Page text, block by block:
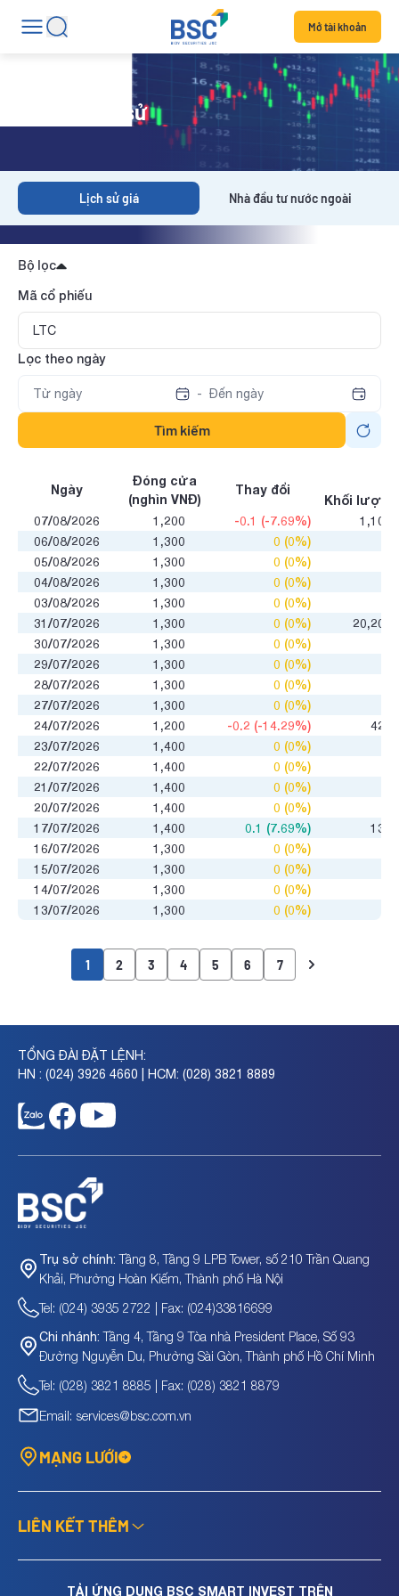
Mở tài khoản
Dữ liệu lịch sử
Lịch sử giá Nhà đầu tư nước ngoài
Bộ lọc
Mã cổ phiếu
Lọc theo ngày
-
Tìm kiếm
Ngày
Đóng cửa
(nghìn VNĐ)
Thay đổi
Khối lượng
07/08/2026
1,200 -0.1 (-7.69%)
1,100
06/08/2026
1,300 0 (0%)
05/08/2026
1,300 0 (0%)
04/08/2026
1,300 0 (0%)
03/08/2026
1,300 0 (0%)
31/07/2026
1,300 0 (0%)
20,200
30/07/2026
1,300 0 (0%)
29/07/2026
1,300 0 (0%)
28/07/2026
1,300 0 (0%)
27/07/2026
1,300 0 (0%)
24/07/2026
1,200 -0.2 (-14.29%)
420
23/07/2026
1,400 0 (0%)
22/07/2026
1,400 0 (0%)
21/07/2026
1,400 0 (0%)
20/07/2026
1,400 0 (0%)
17/07/2026
1,400 0.1 (7.69%)
136
16/07/2026
1,300 0 (0%)
15/07/2026
1,300 0 (0%)
14/07/2026
1,300 0 (0%)
13/07/2026
1,300 0 (0%)
1 2 3 4 5 6 7
TỔNG ĐÀI ĐẶT LỆNH:
HN : (024) 3926 4660 | HCM: (028) 3821 8889
Trụ sở chính: Tầng 8, Tầng 9 LPB Tower, số 210 Trần Quang
Khải, Phường Hoàn Kiếm, Thành phố Hà Nội
Tel: (024) 3935 2722 | Fax: (024)33816699
Chi nhánh: Tầng 4, Tầng 9 Tòa nhà President Place, Số 93
Đường Nguyễn Du, Phường Sài Gòn, Thành phố Hồ Chí Minh
Tel: (028) 3821 8885 | Fax: (028) 3821 8879
Email: services@bsc.com.vn
MẠNG LƯỚI
LIÊN KẾT THÊM
TẢI ỨNG DỤNG BSC SMART INVEST TRÊN